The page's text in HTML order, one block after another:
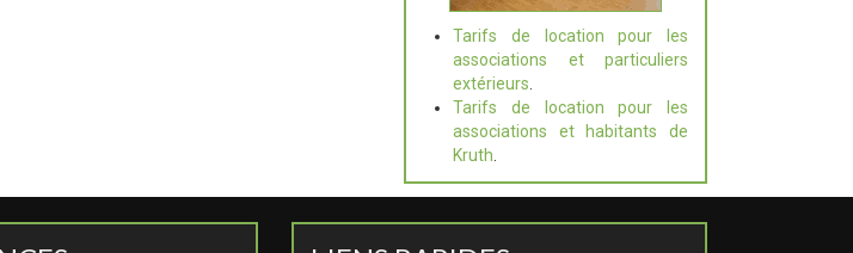
Tarifs de location pour les
associations et particuliers
extérieurs
Tarifs de location pour les
associations et habitants de
Kruth